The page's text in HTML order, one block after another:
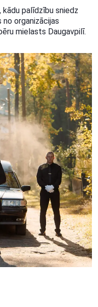
palīdzību sniedz
organizācijas
mielasts Daugavpilī.